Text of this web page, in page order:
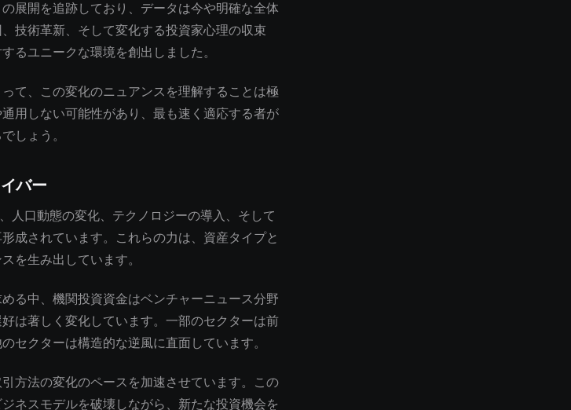
展開を追跡しており、データは今や明確な全体
技術革新、そして変化する投資家心理の収束
るユニークな環境を創出しました。
て、この変化のニュアンスを理解することは極
用しない可能性があり、最も速く適応する者が
しょう。
バー
人口動態の変化、テクノロジーの導入、そして
成されています。これらの力は、資産タイプと
を生み出しています。
る中、機関投資資金はベンチャーニュース分野
は著しく変化しています。一部のセクターは前
セクターは構造的な逆風に直面しています。
方法の変化のペースを加速させています。この
ネスモデルを破壊しながら、新たな投資機会を